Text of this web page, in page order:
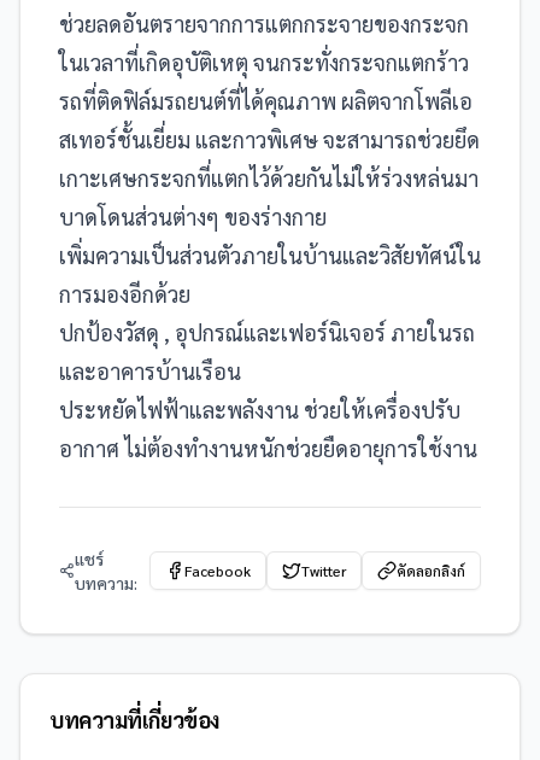
ช่วยลดอันตรายจากการแตกกระจายของกระจก
ในเวลาที่เกิดอุบัติเหตุ จนกระทั่งกระจกแตกร้าว
รถที่ติดฟิล์มรถยนต์ที่ได้คุณภาพ ผลิตจากโพลีเอ
สเทอร์ชั้นเยี่ยม และกาวพิเศษ จะสามารถช่วยยึด
เกาะเศษกระจกที่แตกไว้ด้วยกันไม่ให้ร่วงหล่นมา
บาดโดนส่วนต่างๆ ของร่างกาย
เพิ่มความเป็นส่วนตัวภายในบ้านและวิสัยทัศน์ใน
การมองอีกด้วย
ปกป้องวัสดุ , อุปกรณ์และเฟอร์นิเจอร์ ภายในรถ
และอาคารบ้านเรือน
ประหยัดไฟฟ้าและพลังงาน ช่วยให้เครื่องปรับ
อากาศ ไม่ต้องทำงานหนักช่วยยืดอายุการใช้งาน
แชร์
บทความ:
Facebook Twitter คัดลอกลิงก์
บทความที่เกี่ยวข้อง